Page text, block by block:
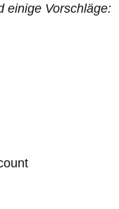
einige Vorschläge: